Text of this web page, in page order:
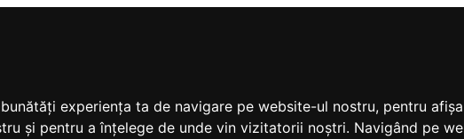
experiența ta de navigare pe website-ul nostru, pentru
și pentru a înțelege de unde vin vizitatorii noștri. Navigând pe